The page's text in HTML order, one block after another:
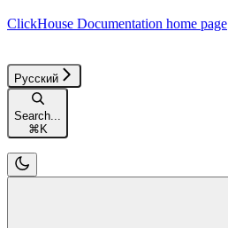
ClickHouse Documentation home page
Русский
Search...
⌘K